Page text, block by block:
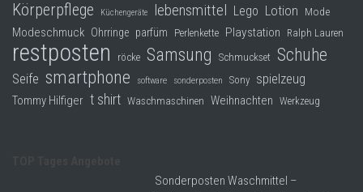
Körperpflege Küchengeräte lebensmittel Lego Lotion Mode
Modeschmuck Ohrringe parfüm Perlenkette Playstation Ralph Lauren
restposten röcke Samsung Schmuckset Schuhe
Seife smartphone software sonderposten Sony spielzeug
Tommy Hilfiger t shirt Waschmaschinen Weihnachten Werkzeug
Sonderposten Waschmittel –